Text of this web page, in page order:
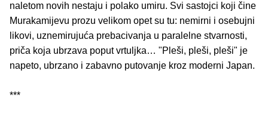
naletom novih nestaju i polako umiru. Svi sastojci koji čine
Murakamijevu prozu velikom opet su tu: nemirni i osebujni
likovi, uznemirujuća prebacivanja u paralelne stvarnosti,
priča koja ubrzava poput vrtuljka… "Pleši, pleši, pleši" je
napeto, ubrzano i zabavno putovanje kroz moderni Japan.
***